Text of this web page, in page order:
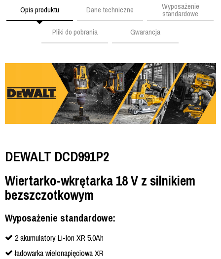
Opis produktu Dane techniczne Wyposażenie
standardowe
Pliki do pobrania
Gwarancja
DEWALT DCD991P2
Wiertarko-wkrętarka 18 V z silnikiem
bezszczotkowym
Wyposażenie standardowe:
2 akumulatory Li-Ion XR 5.0Ah
ładowarka wielonapięciowa XR